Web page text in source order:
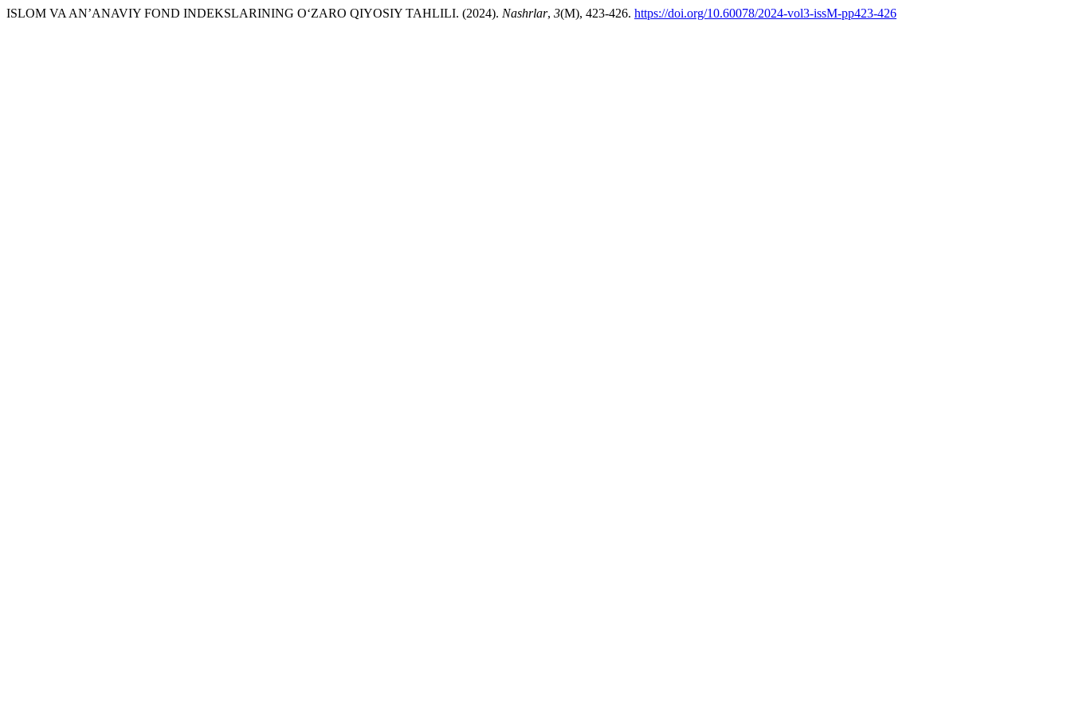
ISLOM VA AN’ANAVIY FOND INDEKSLARINING O‘ZARO QIYOSIY TAHLILI. (2024). Nashrlar, 3(M), 423-426. https://doi.org/10.60078/2024-vol3-issM-pp423-426